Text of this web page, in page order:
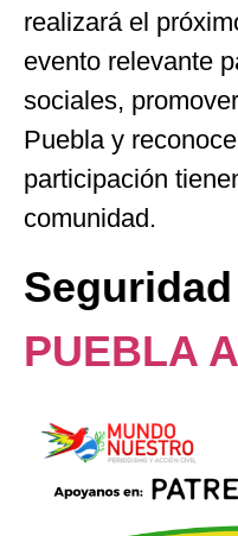
realizará el
evento relevante
sociales,
Puebla y
participación
comunidad.
PUEBLA